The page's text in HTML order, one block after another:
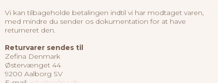
Vi kan tilbageholde betalingen indtil vi har modtaget varen,
med mindre du sender os dokumentation for at have
returneret den.
Returvarer sendes til
Zefina Denmark
Østervænget 44
9200 Aalborg SV